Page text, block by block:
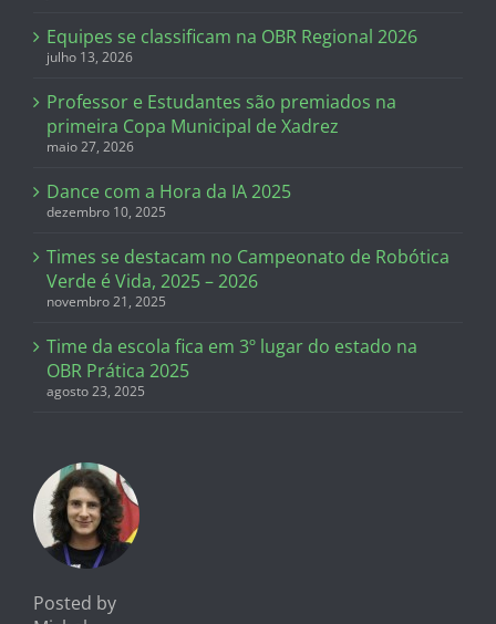
Equipes se classificam na OBR Regional 2026
julho 13, 2026
Professor e Estudantes são premiados na
primeira Copa Municipal de Xadrez
maio 27, 2026
Dance com a Hora da IA 2025
dezembro 10, 2025
Times se destacam no Campeonato de Robótica
Verde é Vida, 2025 – 2026
novembro 21, 2025
Time da escola fica em 3º lugar do estado na
OBR Prática 2025
agosto 23, 2025
Posted by